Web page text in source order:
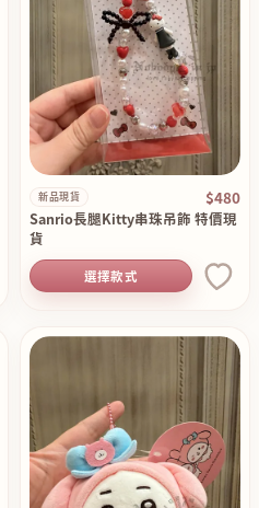
新品現貨 $480
Sanrio長腿Kitty串珠吊飾 特價現
貨
選擇款式